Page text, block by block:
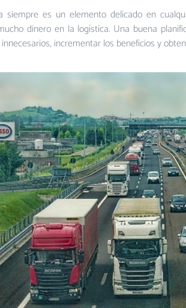
siempre es un elemento delicado en
dinero en la logística. Una buena
incrementar los beneficios y